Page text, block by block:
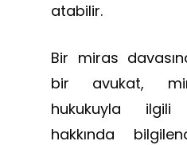
atabilir.
Bir miras
bir avukat,
hukukuyla
hakkında